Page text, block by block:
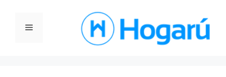
contenidoMenú